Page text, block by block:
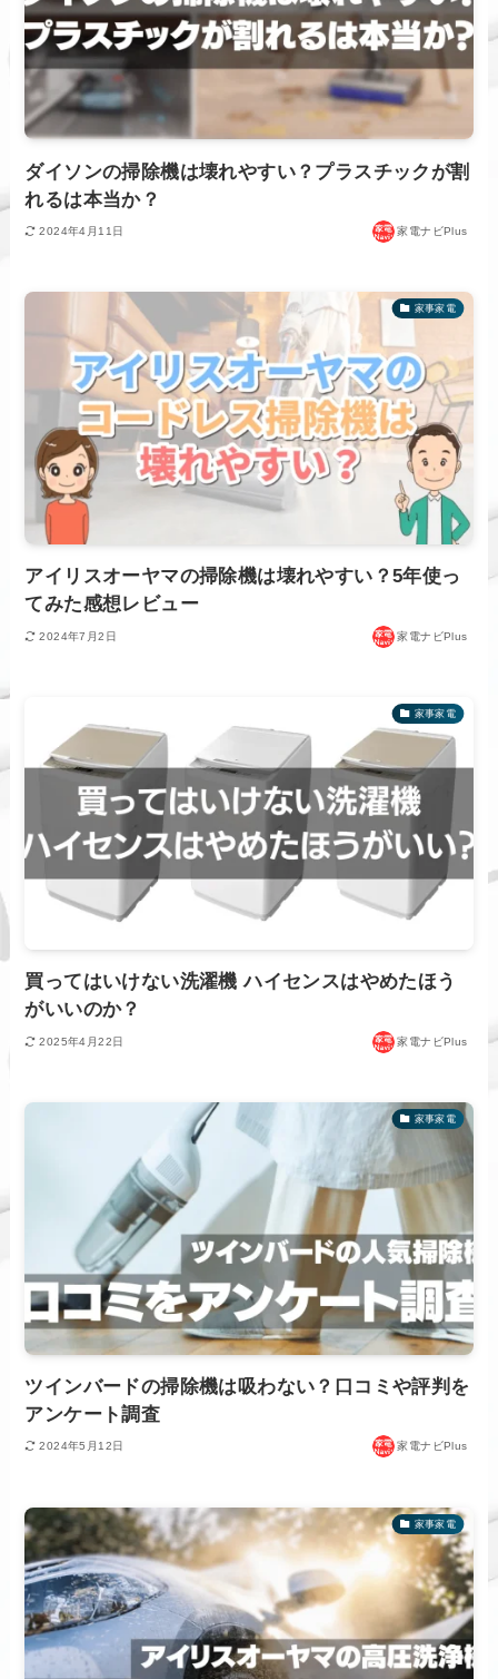
ダイソンの掃除機は壊れやすい？プラスチックが割
れるは本当か？
2024年4月11日 家電ナビPlus
家事家電
アイリスオーヤマの掃除機は壊れやすい？5年使っ
てみた感想レビュー
2024年7月2日 家電ナビPlus
家事家電
買ってはいけない洗濯機 ハイセンスはやめたほう
がいいのか？
2025年4月22日 家電ナビPlus
家事家電
ツインバードの掃除機は吸わない？口コミや評判を
アンケート調査
2024年5月12日 家電ナビPlus
家事家電